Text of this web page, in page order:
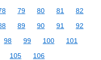
79 80 81
82
89 90 91
92
98 99 100
101
105 106